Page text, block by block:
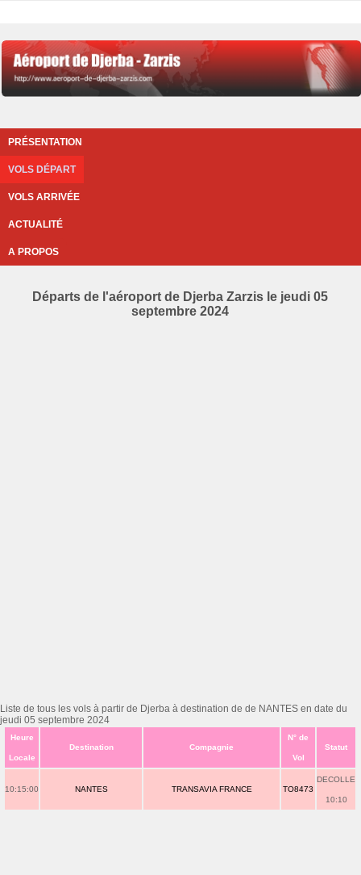
PRÉSENTATION
VOLS DÉPART
VOLS ARRIVÉE
ACTUALITÉ
A PROPOS
Départs de l'aéroport de Djerba Zarzis le jeudi 05
septembre 2024
Liste de tous les vols à partir de Djerba à destination de de NANTES en date du
jeudi 05 septembre 2024
Heure
Locale
Destination Compagnie
N° de
Vol
Statut
10:15:00 NANTES TRANSAVIA FRANCE TO8473
DECOLLE
10:10